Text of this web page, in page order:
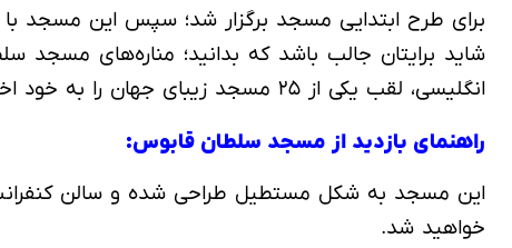
برای طرح ابتدایی مسجد برگزار شد؛ سپس این مسجد با ۴۱۶ مترمربع، در طی ۶ سال این مسجد ساخته و توسط پادشاه عمان در سال ۲۰۰۱ افتتاح شد.
انگلیسی، لقب یکی از ۲۵ مسجد زیبای جهان را به خود اختصاص داد!
راهنمای بازدید از مسجد سلطان قابوس:
این مسجد به شکل مستطیل طراحی شده و سالن کنفرانس،
خواهید شد.